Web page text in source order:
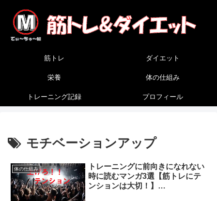
筋トレ ダイエット
栄養 体の仕組み
トレーニング記録 プロフィール
モチベーションアップ
体の仕組み
トレーニングに前向きになれない
時に読むマンガ3選【筋トレにテ
ンションは大切！】